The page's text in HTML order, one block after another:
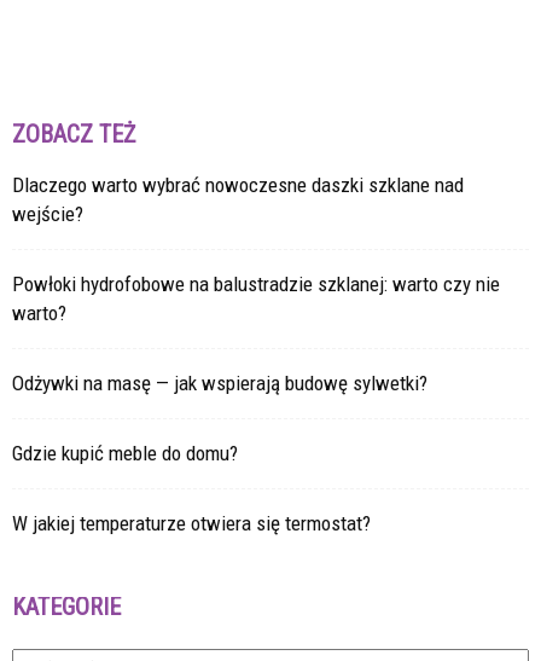
ZOBACZ TEŻ
Dlaczego warto wybrać nowoczesne daszki szklane nad
wejście?
Powłoki hydrofobowe na balustradzie szklanej: warto czy nie
warto?
Odżywki na masę — jak wspierają budowę sylwetki?
Gdzie kupić meble do domu?
W jakiej temperaturze otwiera się termostat?
KATEGORIE
Kategorie